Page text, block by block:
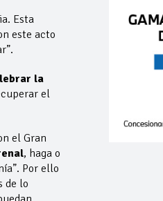
Esta
este acto
la
el
el Gran
, haga o
Por ello
de lo